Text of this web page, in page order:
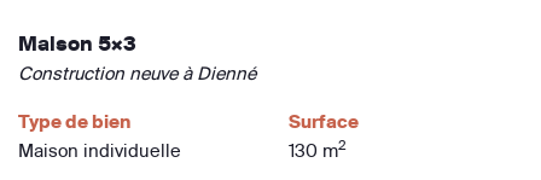
Maison 5×3
Construction neuve à Dienné
Type de bien
Maison individuelle
Surface
130 m2